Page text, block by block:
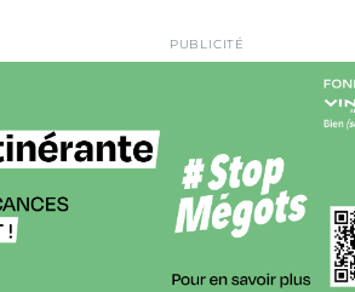
PUBLICITÉ